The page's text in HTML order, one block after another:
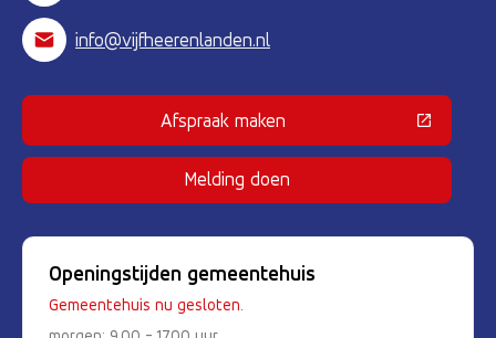
info@vijfheerenlanden.nl
Afspraak maken(Deze link gaat naar een externe
Melding doen
Openingstijden gemeentehuis
Gemeentehuis nu gesloten.